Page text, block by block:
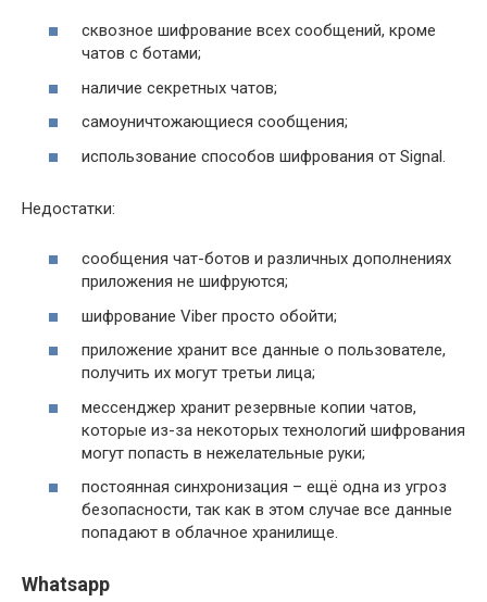
сквозное шифрование всех сообщений, кроме
чатов с ботами;
наличие секретных чатов;
самоуничтожающиеся сообщения;
использование способов шифрования от Signal.
Недостатки:
сообщения чат-ботов и различных дополнениях
приложения не шифруются;
шифрование Viber просто обойти;
приложение хранит все данные о пользователе,
получить их могут третьи лица;
мессенджер хранит резервные копии чатов,
которые из-за некоторых технологий шифрования
могут попасть в нежелательные руки;
постоянная синхронизация – ещё одна из угроз
безопасности, так как в этом случае все данные
попадают в облачное хранилище.
Whatsapp